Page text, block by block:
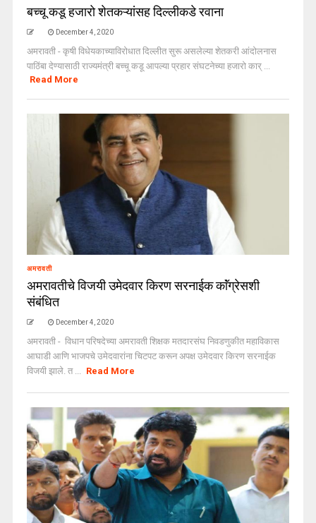
बच्चू कडू हजारो शेतकऱ्यांसह दिल्लीकडे रवाना
December 4, 2020
अमरावती - कृषी विधेयकाच्याविरोधात दिल्लीत सुरू असलेल्या शेतकरी आंदोलनास
पाठिंबा देण्यासाठी राज्यमंत्री बच्चू कडू आपल्या प्रहार संघटनेच्या हजारो कार् ...
Read More
अमरावती
अमरावतीचे विजयी उमेदवार किरण सरनाईक काॅंग्रेसशी
संबंधित
December 4, 2020
अमरावती - विधान परिषदेच्या अमरावती शिक्षक मतदारसंघ निवडणुकीत महाविकास
आघाडी आणि भाजपचे उमेदवारांना चिटपट करून अपक्ष उमेदवार किरण सरनाईक
विजयी झाले. त ... Read More